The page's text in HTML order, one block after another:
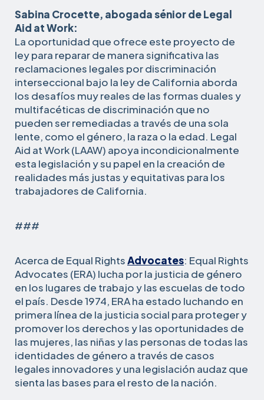
Sabina Crocette, abogada sénior de Legal
Aid at Work:
La oportunidad que ofrece este proyecto de
ley para reparar de manera significativa las
reclamaciones legales por discriminación
interseccional bajo la ley de California aborda
los desafíos muy reales de las formas duales y
multifacéticas de discriminación que no
pueden ser remediadas a través de una sola
lente, como el género, la raza o la edad. Legal
Aid at Work (LAAW) apoya incondicionalmente
esta legislación y su papel en la creación de
realidades más justas y equitativas para los
trabajadores de California.
###
Acerca de Equal RightsAdvocates: Equal Rights
Advocates (ERA) lucha por la justicia de género
en los lugares de trabajo y las escuelas de todo
el país. Desde 1974, ERA ha estado luchando en
primera línea de la justicia social para proteger y
promover los derechos y las oportunidades de
las mujeres, las niñas y las personas de todas las
identidades de género a través de casos
legales innovadores y una legislación audaz que
sienta las bases para el resto de la nación.